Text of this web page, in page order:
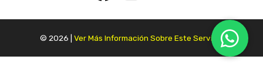
© 2026 | Ver Más Información Sobre Este Servicio